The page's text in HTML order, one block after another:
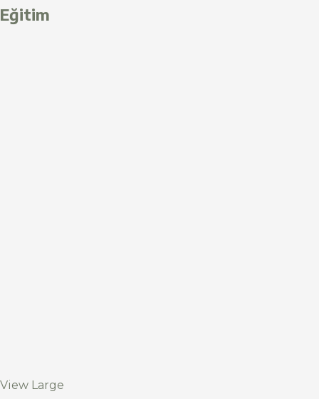
Eğitim
View Large